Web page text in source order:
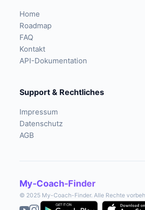
Home
Roadmap
FAQ
Kontakt
API-Dokumentation
Support & Rechtliches
Impressum
Datenschutz
AGB
My-Coach-Finder
© 2025 My-Coach-Finder. Alle Rechte